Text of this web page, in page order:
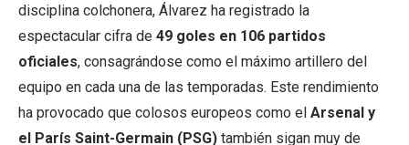
disciplina colchonera, Álvarez ha registrado la
espectacular cifra de 49 goles en 106 partidos
oficiales, consagrándose como el máximo artillero del
equipo en cada una de las temporadas. Este rendimiento
ha provocado que colosos europeos como el Arsenal y
el París Saint-Germain (PSG) también sigan muy de